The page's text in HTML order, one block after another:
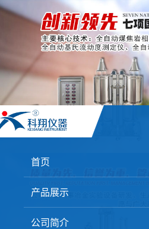
首页
产品展示
焦炭高温性能检测系统
公司简介